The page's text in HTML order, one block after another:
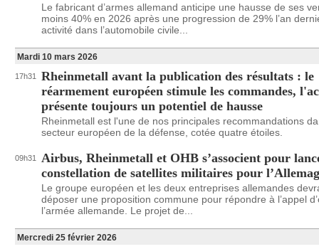
Le fabricant d’armes allemand anticipe une hausse de ses
moins 40% en 2026 après une progression de 29% l’an
activité dans l’automobile civile...
Mardi 10 mars 2026
17h31
Rheinmetall avant la publication des résultats : le
réarmement européen stimule les commandes,
présente toujours un potentiel de hausse
Rheinmetall est l'une de nos principales recommandations
secteur européen de la défense, cotée quatre étoiles.
09h31
Airbus, Rheinmetall et OHB s’associent pour
constellation de satellites militaires pour
Le groupe européen et les deux entreprises allemandes
déposer une proposition commune pour répondre à l’appel
l’armée allemande. Le projet de...
Mercredi 25 février 2026